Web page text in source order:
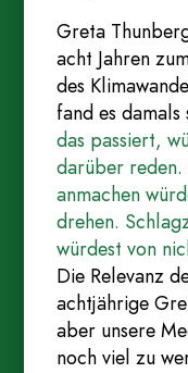
Greta
acht Jahren
des
fand es
das passiert,
darüber reden.
anmachen
drehen.
würdest von
Die Relevanz
achtjährige
aber unsere
noch viel zu